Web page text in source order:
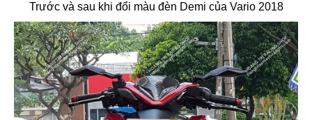
Trước và sau khi đổi màu đèn Demi của Vario 2018